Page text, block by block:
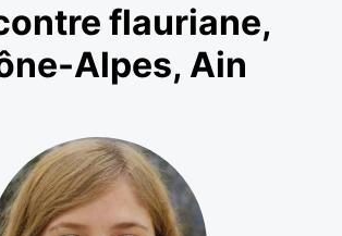
flauriane,
Alpes, Ain